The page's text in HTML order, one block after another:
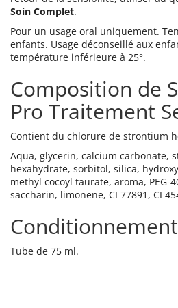
Soin Complet.
Pour un usage oral uniquement.
enfants. Usage déconseillé aux
température inférieure à 25°.
Composition de
Pro Traitement
Contient du chlorure de strontium
Aqua, glycerin, calcium carbonate,
hexahydrate, sorbitol, silica,
methyl cocoyl taurate, aroma, PEG-
saccharin, limonene, CI 77891, CI
Tube de 75 ml.